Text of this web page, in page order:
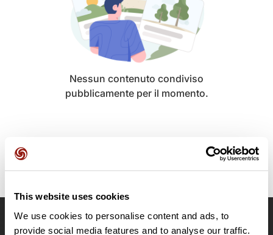
This website uses cookies
We use cookies to personalise content and ads, to
provide social media features and to analyse our traffic.
Nessun contenuto condiviso
pubblicamente per il momento.
OpenRunner